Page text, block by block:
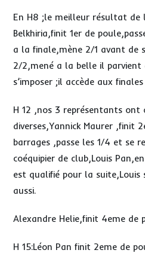
En H8 ;le meilleur résultat de
Belkhiria,finit 1er de
a la finale,mène 2/1 avant de
2/2,mené a la belle il parvient
s’imposer ;il accède aux
H 12 ,nos 3 représentants ont
diverses,Yannick Maurer ,finit
barrages ,passe les 1/4 et se
coéquipier de club,Louis
est qualifié pour la suite,Louis
aussi.
Alexandre Helie,finit 4eme de
H 15:Léon Pan finit 2eme de